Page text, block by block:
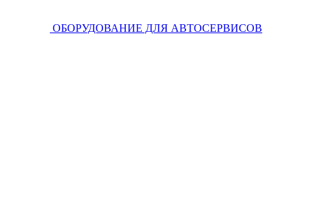
ОБОРУДОВАНИЕ ДЛЯ АВТОСЕРВИСОВ